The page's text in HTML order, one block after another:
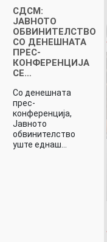
СДСМ:
ЈАВНОТО
ОБВИНИТЕЛСТВО
СО ДЕНЕШНАТА
ПРЕС-
КОНФЕРЕНЦИЈА
СЕ…
Со денешната
прес-
конференција,
Јавното
обвинителство
уште еднаш…